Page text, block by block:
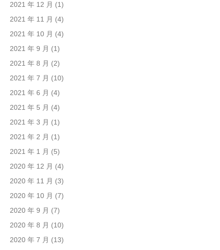
2021 年 12 月 (1)
2021 年 11 月 (4)
2021 年 10 月 (4)
2021 年 9 月 (1)
2021 年 8 月 (2)
2021 年 7 月 (10)
2021 年 6 月 (4)
2021 年 5 月 (4)
2021 年 3 月 (1)
2021 年 2 月 (1)
2021 年 1 月 (5)
2020 年 12 月 (4)
2020 年 11 月 (3)
2020 年 10 月 (7)
2020 年 9 月 (7)
2020 年 8 月 (10)
2020 年 7 月 (13)